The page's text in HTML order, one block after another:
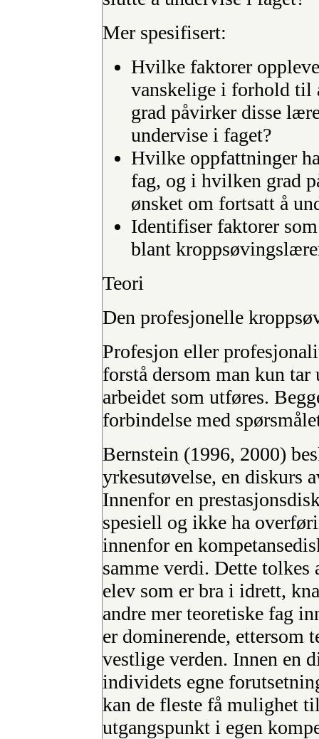
Mer spesifisert:
Hvilke faktorer
vanskelige i forhold til
grad påvirker disse
undervise i faget?
Hvilke oppfattninger
fag, og i hvilken grad
ønsket om fortsatt å
Identifiser faktorer
blant
Teori
Den profesjonelle
Profesjon eller
forstå dersom man kun
arbeidet som utføres.
forbindelse med
Bernstein (1996, 2000)
yrkesutøvelse, en diskurs
Innenfor en
spesiell og ikke ha
innenfor en
samme verdi. Dette
elev som er bra i idrett,
andre mer teoretiske fag
er dominerende, ettersom
vestlige verden. Innen en
individets egne
kan de fleste få mulighet
utgangspunkt i egen